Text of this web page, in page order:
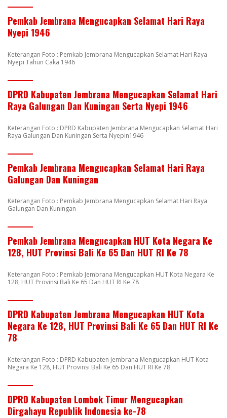
Pemkab Jembrana Mengucapkan Selamat Hari Raya
Nyepi 1946
Keterangan Foto : Pemkab Jembrana Mengucapkan Selamat Hari Raya
Nyepi Tahun Caka 1946
DPRD Kabupaten Jembrana Mengucapkan Selamat Hari
Raya Galungan Dan Kuningan Serta Nyepi 1946
Keterangan Foto : DPRD Kabupaten Jembrana Mengucapkan Selamat Hari
Raya Galungan Dan Kuningan Serta Nyepin1946
Pemkab Jembrana Mengucapkan Selamat Hari Raya
Galungan Dan Kuningan
Keterangan Foto : Pemkab Jembrana Mengucapkan Selamat Hari Raya
Galungan Dan Kuningan
Pemkab Jembrana Mengucapkan HUT Kota Negara Ke
128, HUT Provinsi Bali Ke 65 Dan HUT RI Ke 78
Keterangan Foto : Pemkab Jembrana Mengucapkan HUT Kota Negara Ke
128, HUT Provinsi Bali Ke 65 Dan HUT RI Ke 78
DPRD Kabupaten Jembrana Mengucapkan HUT Kota
Negara Ke 128, HUT Provinsi Bali Ke 65 Dan HUT RI Ke
78
Keterangan Foto : DPRD Kabupaten Jembrana Mengucapkan HUT Kota
Negara Ke 128, HUT Provinsi Bali Ke 65 Dan HUT RI Ke 78
DPRD Kabupaten Lombok Timur Mengucapkan
Dirgahayu Republik Indonesia ke-78